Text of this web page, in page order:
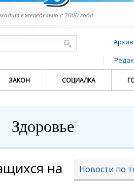
еженедельно с 2000 года
Архив
ЗАКОН СОЦИАЛКА
Здоровье
на
Новости по